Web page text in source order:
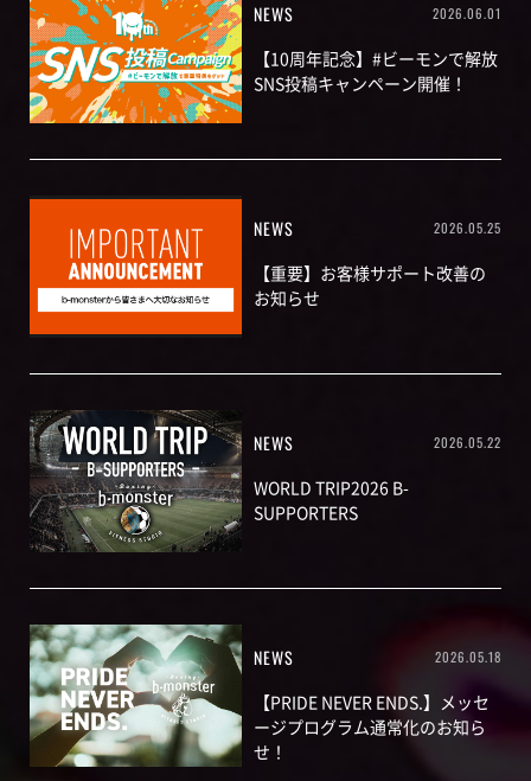
NEWS 2026.06.01
【10周年記念】#ビーモンで解放
SNS投稿キャンペーン開催！
NEWS 2026.05.25
【重要】お客様サポート改善の
お知らせ
NEWS 2026.05.22
WORLD TRIP2026 B-
SUPPORTERS
NEWS 2026.05.18
【PRIDE NEVER ENDS.】メッセ
ージプログラム通常化のお知ら
せ！